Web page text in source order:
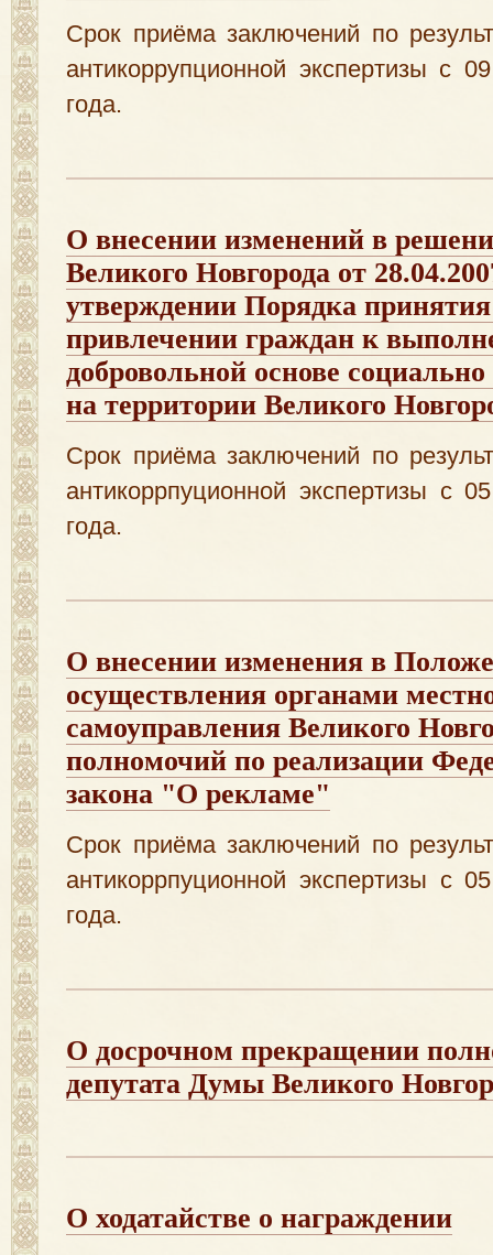
Срок приёма заключений по
антикоррупционной экспертизы с
года.
О внесении изменений в
Великого Новгорода от
утверждении Порядка
привлечении граждан к
добровольной основе
на территории Великого
Срок приёма заключений по
антикоррпуционной экспертизы с
года.
О внесении изменения в
осуществления органами
самоуправления Великого
полномочий по реализации
закона "О рекламе"
Срок приёма заключений по
антикоррпуционной экспертизы с
года.
О досрочном прекращении
депутата Думы Великого
О ходатайстве о награждении